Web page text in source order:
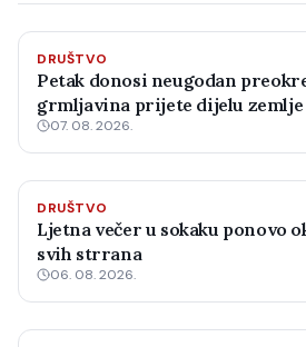
DRUŠTVO
Petak donosi neugodan
grmljavina prijete dijelu zemlje
07. 08. 2026.
DRUŠTVO
Ljetna večer u sokaku ponovo
svih strrana
06. 08. 2026.